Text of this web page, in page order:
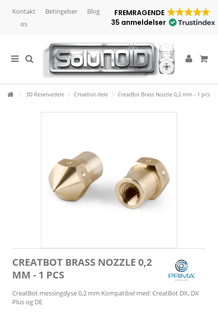
Betingelser Blog
Kontakt
os
FREMRAGENDE
35 anmeldelser
3D Reservedele Creatbot dele CreatBot Brass Nozzle 0,2 mm - 1 pcs
CREATBOT BRASS NOZZLE 0,2
MM - 1 PCS
CreatBot messingdyse 0,2 mm Kompatibel med: CreatBot DX, DX
Plus og DE